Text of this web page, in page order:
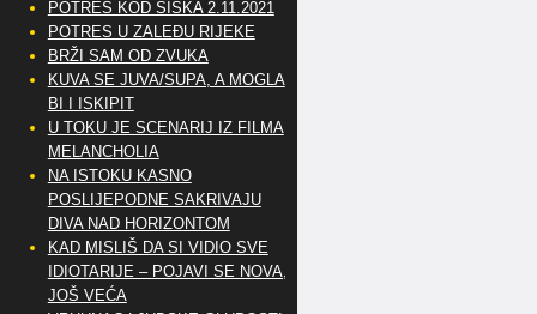
POTRES KOD SISKA 2.11.2021
POTRES U ZALEĐU RIJEKE
BRŽI SAM OD ZVUKA
KUVA SE JUVA/SUPA, A MOGLA
BI I ISKIPIT
U TOKU JE SCENARIJ IZ FILMA
MELANCHOLIA
NA ISTOKU KASNO
POSLIJEPODNE SAKRIVAJU
DIVA NAD HORIZONTOM
KAD MISLIŠ DA SI VIDIO SVE
IDIOTARIJE – POJAVI SE NOVA,..
JOŠ VEĆA